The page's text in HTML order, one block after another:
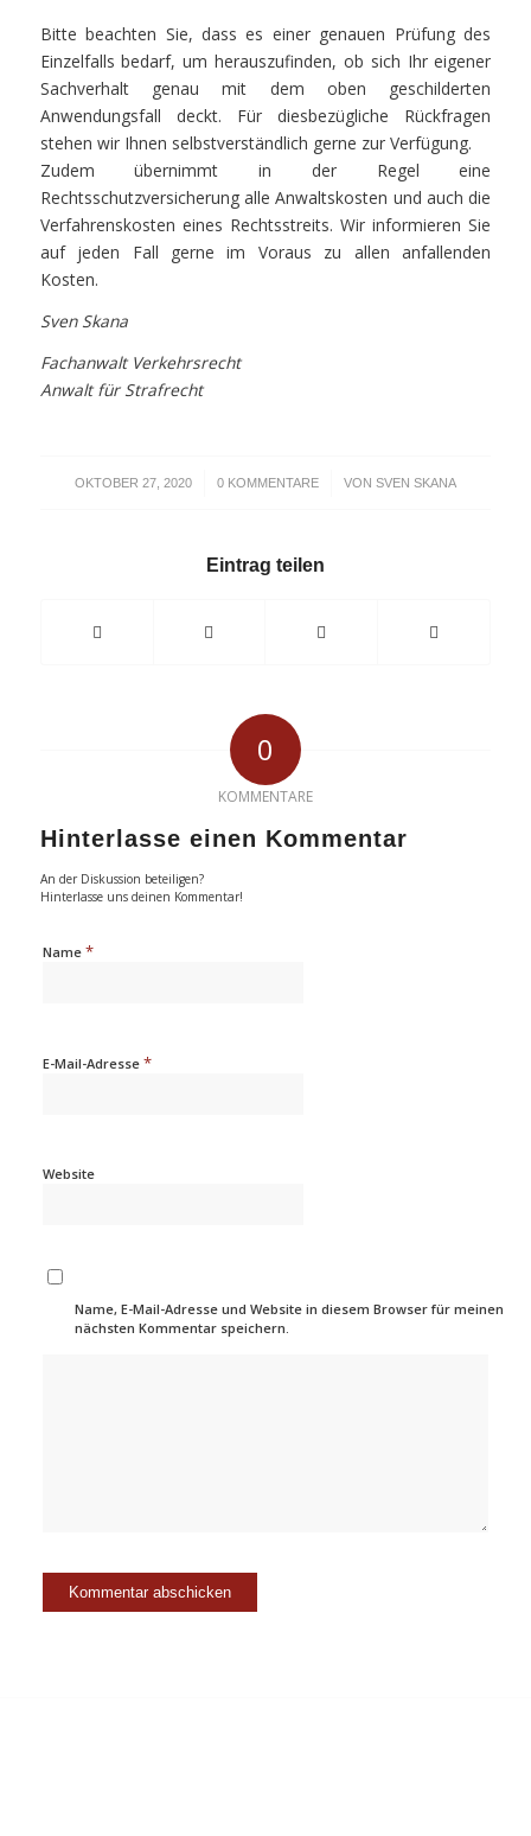
Bitte beachten Sie, dass es einer genauen Prüfung des
Einzelfalls bedarf, um herauszufinden, ob sich Ihr eigener
Sachverhalt genau mit dem oben geschilderten
Anwendungsfall deckt. Für diesbezügliche Rückfragen
stehen wir Ihnen selbstverständlich gerne zur Verfügung.
Zudem übernimmt in der Regel eine
Rechtsschutzversicherung alle Anwaltskosten und auch die
Verfahrenskosten eines Rechtsstreits. Wir informieren Sie
auf jeden Fall gerne im Voraus zu allen anfallenden
Kosten.
Sven Skana
Fachanwalt Verkehrsrecht
Anwalt für Strafrecht
OKTOBER 27, 2020
/ 0 KOMMENTARE
/ VON SVEN SKANA
Eintrag teilen
0
KOMMENTARE
Hinterlasse einen Kommentar
An der Diskussion beteiligen?
Hinterlasse uns deinen Kommentar!
Name *
E-Mail-Adresse *
Website
Name, E-Mail-Adresse und Website in diesem Browser für meinen
nächsten Kommentar speichern.